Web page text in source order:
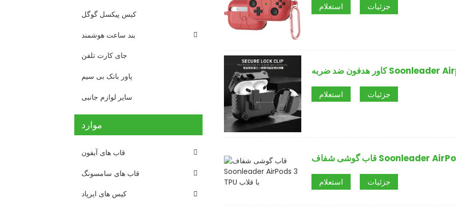
کیس پیکسل گوگل
بند ساعت هوشمند
جای کارت تلفن
پاور بانک بی سیم
سایر لوازم جانبی
موارد
قاب های آیفون
قاب های سامسونگ
کیس های ایرپاد
استعلام جزئیات
استعلام جزئیات
استعلام جزئیات